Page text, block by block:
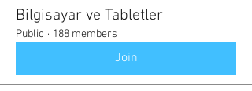
Bilgisayar ve Tabletler
Public · 188 members
Join